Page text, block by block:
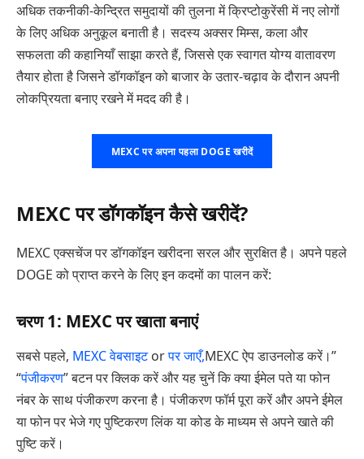
अधिक तकनीकी-केन्द्रित समुदायों की तुलना में क्रिप्टोकुरेंसी में नए लोगों
के लिए अधिक अनुकूल बनाती है। सदस्य अक्सर मिम्स, कला और
सफलता की कहानियाँ साझा करते हैं, जिससे एक स्वागत योग्य वातावरण
तैयार होता है जिसने डॉगकॉइन को बाजार के उतार-चढ़ाव के दौरान अपनी
लोकप्रियता बनाए रखने में मदद की है।
MEXC पर अपना पहला DOGE खरीदें
MEXC पर डॉगकॉइन कैसे खरीदें?
MEXC एक्सचेंज पर डॉगकॉइन खरीदना सरल और सुरक्षित है। अपने पहले
DOGE को प्राप्त करने के लिए इन कदमों का पालन करें:
चरण 1: MEXC पर खाता बनाएं
सबसे पहले, MEXC वेबसाइटorपर जाएँ,MEXC ऐप डाउनलोड करें।”
“पंजीकरण” बटन पर क्लिक करें और यह चुनें कि क्या ईमेल पते या फोन
नंबर के साथ पंजीकरण करना है। पंजीकरण फॉर्म पूरा करें और अपने ईमेल
या फोन पर भेजे गए पुष्टिकरण लिंक या कोड के माध्यम से अपने खाते की
पुष्टि करें।